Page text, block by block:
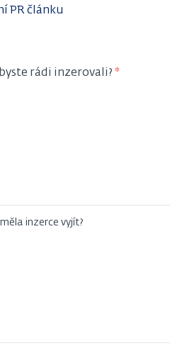
PR článku
rádi inzerovali?
inzerce vyjít?